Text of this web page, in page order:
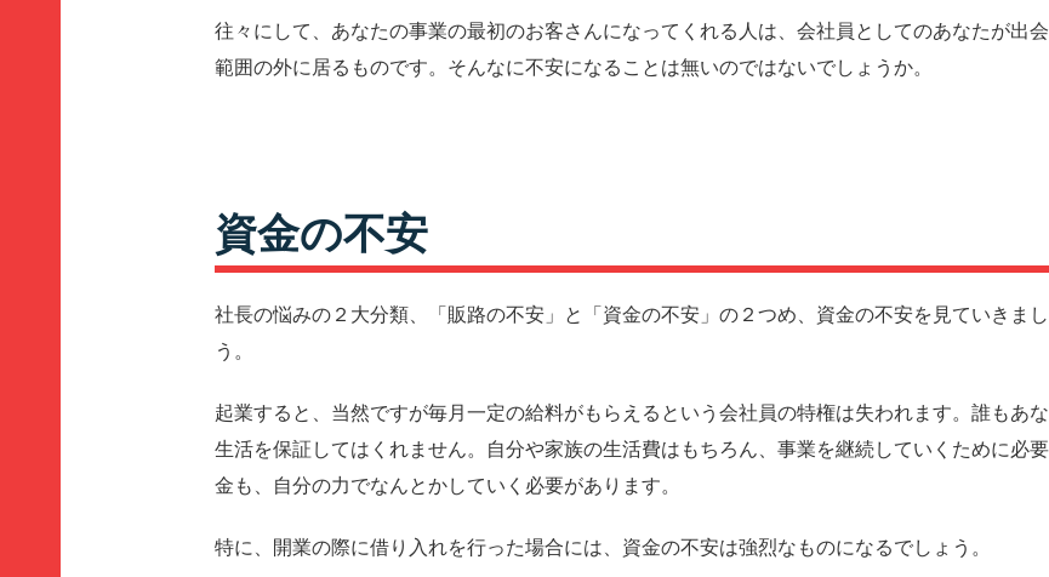
往々にして、あなたの事業の最初のお客さんになってくれる人は、会社員としてのあなたが出
範囲の外に居るものです。そんなに不安になることは無いのではないでしょうか。
資金の不安
社長の悩みの２大分類、「販路の不安」と「資金の不安」の２つめ、資金の不安を見ていきまし
う。
起業すると、当然ですが毎月一定の給料がもらえるという会社員の特権は失われます。誰もあ
生活を保証してはくれません。自分や家族の生活費はもちろん、事業を継続していくために必
金も、自分の力でなんとかしていく必要があります。
特に、開業の際に借り入れを行った場合には、資金の不安は強烈なものになるでしょう。